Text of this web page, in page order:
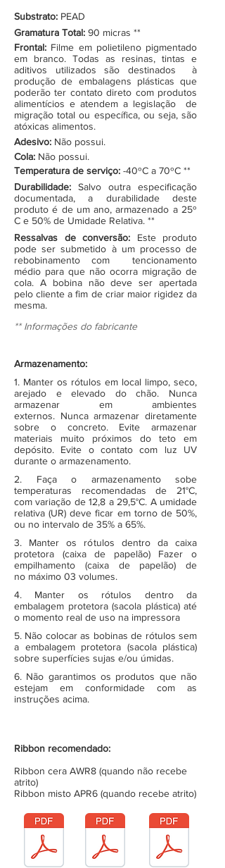
Substrato: PEAD
Gramatura Total: 90 micras **
Frontal: Filme em polietileno pigmentado
em branco. Todas as resinas, tintas e
aditivos utilizados são destinados à
produção de embalagens plásticas que
poderão ter contato direto com produtos
alimentícios e atendem a legislação de
migração total ou específica, ou seja, são
atóxicas alimentos.
Adesivo: Não possui.
Cola: Não possui.
Temperatura de serviço: -40ºC a 70ºC **
Durabilidade: Salvo outra especificação
documentada, a durabilidade deste
produto é de um ano, armazenado a 25º
C e 50% de Umidade Relativa. **
Ressalvas de conversão: Este produto
pode ser submetido à um processo de
rebobinamento com tencionamento
médio para que não ocorra migração de
cola. A bobina não deve ser apertada
pelo cliente a fim de criar maior rigidez da
mesma.
** Informações do fabricante
Armazenamento:
1. Manter os rótulos em local limpo, seco,
arejado e elevado do chão. Nunca
armazenar em ambientes
externos. Nunca armazenar diretamente
sobre o concreto. Evite armazenar
materiais muito próximos do teto em
depósito. Evite o contato com luz UV
durante o armazenamento.
2. Faça o armazenamento sobe
temperaturas recomendadas de 21°C,
com variação de 12,8 a 29,5°C. A umidade
relativa (UR) deve ficar em torno de 50%,
ou no intervalo de 35% a 65%.
3. Manter os rótulos dentro da caixa
protetora (caixa de papelão) Fazer o
empilhamento (caixa de papelão) de
no máximo 03 volumes.
4. Manter os rótulos dentro da
embalagem protetora (sacola plástica) até
o momento real de uso na impressora
5. Não colocar as bobinas de rótulos sem
a embalagem protetora (sacola plástica)
sobre superfícies sujas e/ou úmidas.
6. Não garantimos os produtos que não
estejam em conformidade com as
instruções acima.
Ribbon recomendado:
Ribbon cera AWR8 (quando não recebe
atrito)
Ribbon misto APR6 (quando recebe atrito)